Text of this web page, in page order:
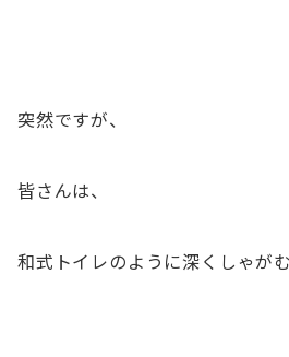
突然ですが、
皆さんは、
和式トイレのように深くしゃが